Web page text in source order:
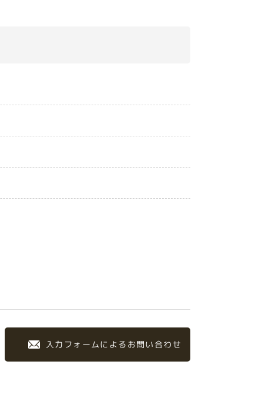
入力フォームによるお問い合わせ